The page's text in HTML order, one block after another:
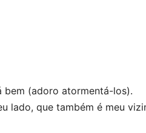
bem (adoro atormentá-los).
lado, que também é meu